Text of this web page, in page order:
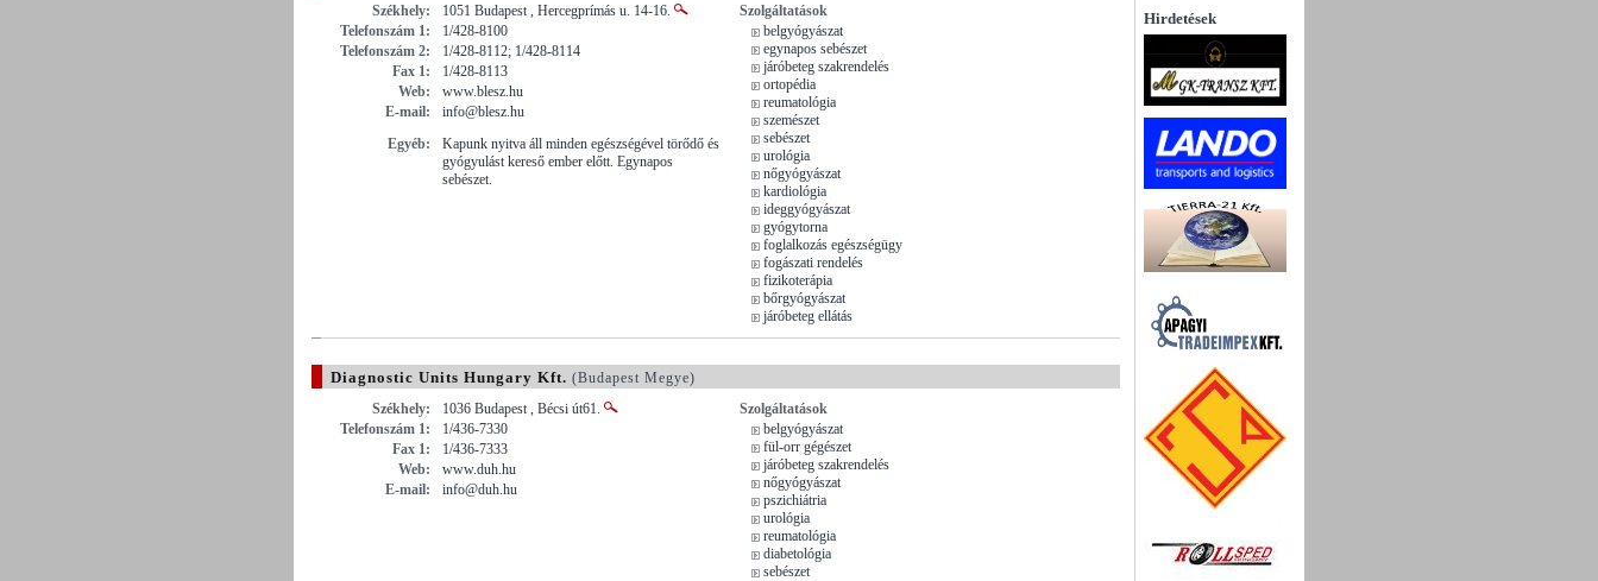
Székhely:
1051 Budapest , Hercegprímás u. 14-16.
Telefonszám 1:
1/428-8100
Telefonszám 2:
1/428-8112; 1/428-8114
Fax 1:
1/428-8113
Web:
www.blesz.hu
E-mail:
info@blesz.hu
Egyéb:
Kapunk nyitva áll minden egészségével törődő és
gyógyulást kereső ember előtt. Egynapos
sebészet.
Szolgáltatások
belgyógyászat
egynapos sebészet
járóbeteg szakrendelés
ortopédia
reumatológia
szemészet
sebészet
urológia
nőgyógyászat
kardiológia
ideggyógyászat
gyógytorna
foglalkozás egészségügy
fogászati rendelés
fizikoterápia
bőrgyógyászat
járóbeteg ellátás
Diagnostic Units Hungary Kft. (Budapest Megye)
Székhely:
1036 Budapest , Bécsi út61.
Telefonszám 1:
1/436-7330
Fax 1:
1/436-7333
Web:
www.duh.hu
E-mail:
info@duh.hu
Szolgáltatások
belgyógyászat
fül-orr gégészet
járóbeteg szakrendelés
nőgyógyászat
pszichiátria
urológia
reumatológia
diabetológia
sebészet
Hirdetések